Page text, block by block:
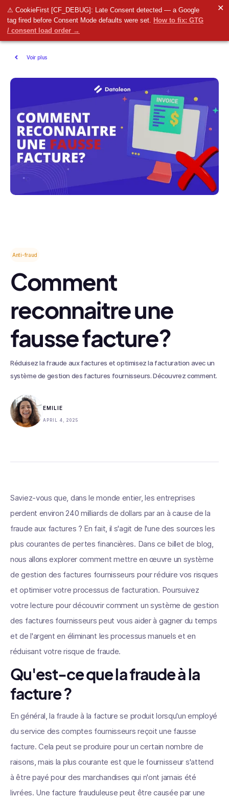
⚠ CookieFirst [CF_DEBUG]: Late Consent detected — a Google
tag fired before Consent Mode defaults were set. How to fix: GTG
/ consent load order →
✕
Voir plus
Anti-fraud
Comment
reconnaitre une
fausse facture?
Réduisez la fraude aux factures et optimisez la facturation avec un
système de gestion des factures fournisseurs. Découvrez comment.
EMILIE
APRIL 4, 2025
Saviez-vous que, dans le monde entier, les entreprises
perdent environ 240 milliards de dollars par an à cause de la
fraude aux factures ? En fait, il s'agit de l'une des sources les
plus courantes de pertes financières. Dans ce billet de blog,
nous allons explorer comment mettre en œuvre un système
de gestion des factures fournisseurs pour réduire vos risques
et optimiser votre processus de facturation. Poursuivez
votre lecture pour découvrir comment un système de gestion
des factures fournisseurs peut vous aider à gagner du temps
et de l'argent en éliminant les processus manuels et en
réduisant votre risque de fraude.
Qu'est-ce que la fraude à la
facture ?
En général, la fraude à la facture se produit lorsqu'un employé
du service des comptes fournisseurs reçoit une fausse
facture. Cela peut se produire pour un certain nombre de
raisons, mais la plus courante est que le fournisseur s'attend
à être payé pour des marchandises qui n'ont jamais été
livrées. Une facture frauduleuse peut être causée par une